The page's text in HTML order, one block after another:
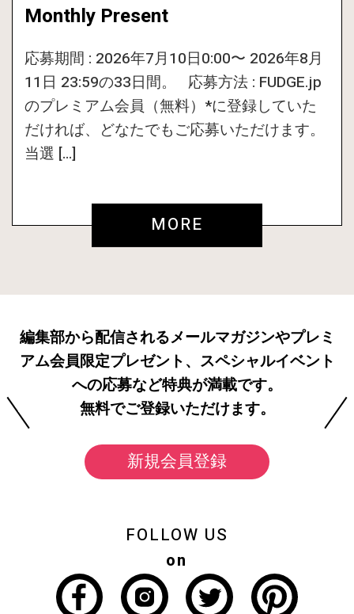
Monthly Present
応募期間 : 2026年7月10日0:00〜 2026年8月
11日 23:59の33日間。 応募方法 : FUDGE.jp
のプレミアム会員（無料）*に登録していた
だければ、どなたでもご応募いただけます。
当選 […]
MORE
編集部から配信されるメールマガジンやプレミ
アム会員限定プレゼント、スペシャルイベント
への応募など特典が満載です。
無料でご登録いただけます。
新規会員登録
FOLLOW US
on